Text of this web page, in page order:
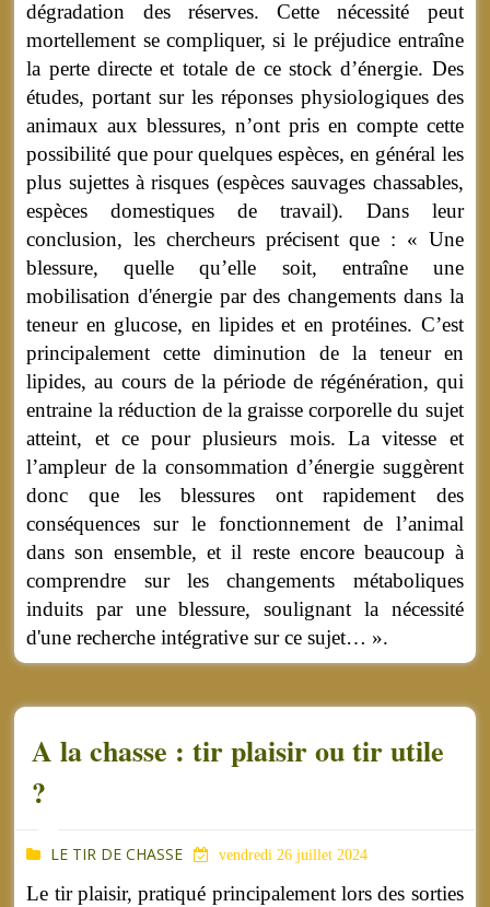
dégradation des réserves. Cette nécessité peut
mortellement se compliquer, si le préjudice entraîne
la perte directe et totale de ce stock d’énergie. Des
études, portant sur les réponses physiologiques des
animaux aux blessures, n’ont pris en compte cette
possibilité que pour quelques espèces, en général les
plus sujettes à risques (espèces sauvages chassables,
espèces domestiques de travail). Dans leur
conclusion, les chercheurs précisent que : « Une
blessure, quelle qu’elle soit, entraîne une
mobilisation d'énergie par des changements dans la
teneur en glucose, en lipides et en protéines. C’est
principalement cette diminution de la teneur en
lipides, au cours de la période de régénération, qui
entraine la réduction de la graisse corporelle du sujet
atteint, et ce pour plusieurs mois. La vitesse et
l’ampleur de la consommation d’énergie suggèrent
donc que les blessures ont rapidement des
conséquences sur le fonctionnement de l’animal
dans son ensemble, et il reste encore beaucoup à
comprendre sur les changements métaboliques
induits par une blessure, soulignant la nécessité
d'une recherche intégrative sur ce sujet… ».
A la chasse : tir plaisir ou tir utile
?
LE TIR DE CHASSE vendredi 26 juillet 2024
Le tir plaisir, pratiqué principalement lors des sorties